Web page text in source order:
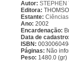
Autor: STEPHEN
Editora:
Estante:
Ano: 2002
Encardenação:
Data de
ISBN:
Páginas: Não
Peso: 1480.0 (gr)